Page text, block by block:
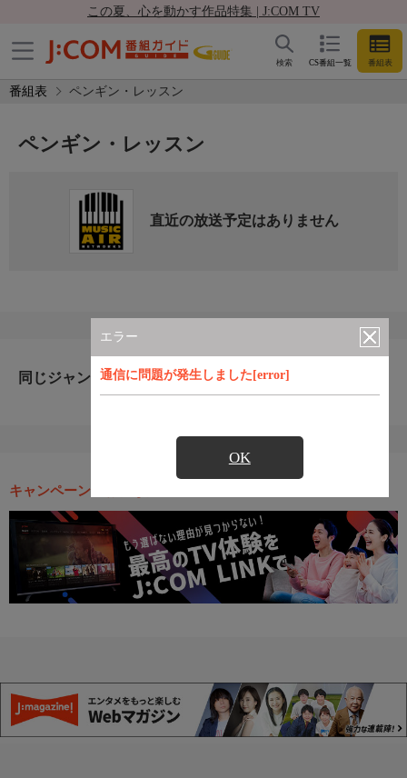
この夏、心を動かす作品特集 | J:COM TV
CS番組一覧 番組表
検索
番組表 ペンギン・レッスン
エラー
通信に問題が発生しました[error]
OK
ペンギン・レッスン
直近の放送予定はありません
同じジャンルのおすすめ番組
キャンペーン・お得な情報